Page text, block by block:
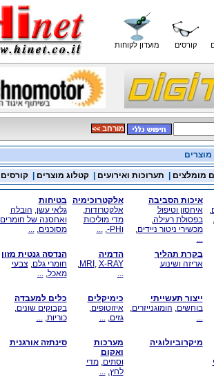
מועדון לקוחות קורסים
<< מורחב
מוצרים
מומלצים תערוכות ואירועים |קטלוג מוצרים |קורסים
,
,
איכות הסביבה
איחסון וטיפול
בפסולת רעילה,
מכשירי ניטור ניידים,
...
אלקטרוכימיה
אלקטרודות,
מדי מוליכות
וPH-
,
...
בטיחות
גלאי עשן, הובלה
ואחסנה של חומרים
מסוכנים,
...
בקרת תהליך
אריזה ושינוע
הדמיה
MRI , X-RAY
,
...
הנדסה גנטית מזון
חומרי גלם, צבעי
מאכל,
...
ייצור תעשייתי
בוחשים, הומוגנייזרים,
...
כימיקלים
איזוטופים,
גזים,
...
כלים למעבדה
בקבוקים שונים,
כוריות,
...
מיקרוביולוגיה
מערכות
ואקום
וסתים,מדי
לחץ,
...
סינתזה אורגנית